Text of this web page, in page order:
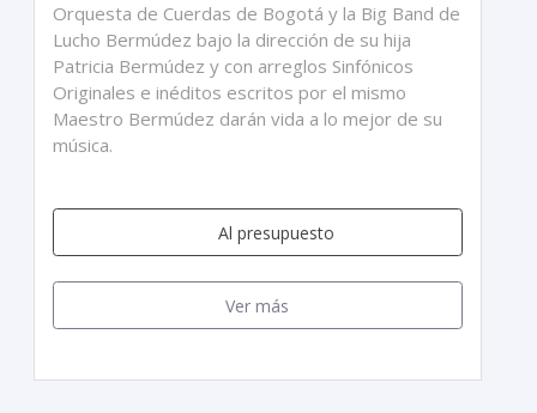
Orquesta de Cuerdas de Bogotá y la Big Band de
Lucho Bermúdez bajo la dirección de su hija
Patricia Bermúdez y con arreglos Sinfónicos
Originales e inéditos escritos por el mismo
Maestro Bermúdez darán vida a lo mejor de su
música.
Al presupuesto
Ver más